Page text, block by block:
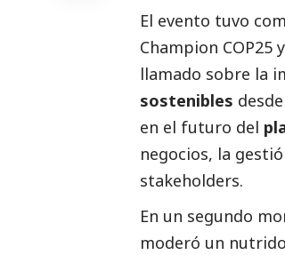
El evento tuvo
Champion
llamado sobre la
sostenibles
en el futuro del
negocios, la
stakeholders.
En un segundo
moderó un